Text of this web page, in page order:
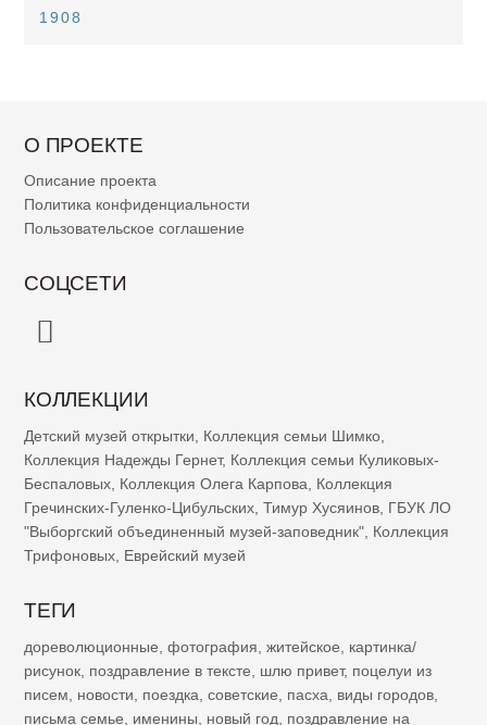
1908
О ПРОЕКТЕ
Описание проекта
Политика конфиденциальности
Пользовательское соглашение
СОЦСЕТИ
КОЛЛЕКЦИИ
Детский музей открытки Коллекция семьи Шимко
Коллекция Надежды Гернет, Коллекция семьи Куликовых-
Беспаловых Коллекция Олега Карпова
Коллекция
Гречинских-Гуленко-Цибульских Тимур Хусяинов ГБУК ЛО
"Выборгский объединенный музей-заповедник" Коллекция
Трифоновых Еврейский музей
ТЕГИ
дореволюционные фотография житейское
картинка/
рисунок поздравление в тексте шлю привет, поцелуи из
писем
новости поездка советские пасха виды городов
письма семье
именины новый год поздравление на